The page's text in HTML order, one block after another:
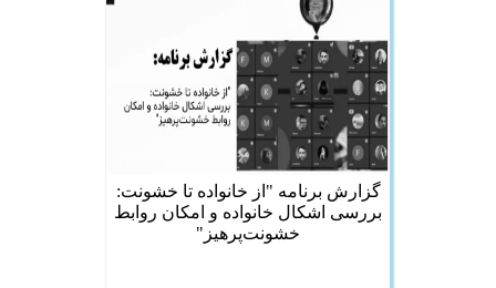
گزارش برنامه "از خانواده تا خشونت:
بررسی اشکال خانواده و امکان روابط
خشونت‌پرهیز"